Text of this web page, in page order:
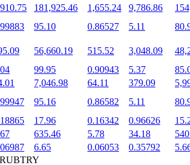
ษสำหรับผู้ถือ BTR
ได้รับการสนับสนุนจาก Crypto
181,925.46 1,655.24 9,786.86
95.10 0.86527 5.11
56,660.19 515.52 3,048.09
99.95 0.90943 5.37
7,046.98 64.11 379.09
95.16 0.86582 5.11
17.96 0.16342 0.96626
635.46 5.78 34.18
6.65 0.06053 0.35792
RUBTRY